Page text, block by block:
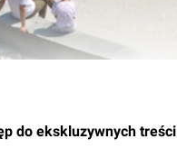
do ekskluzywnych treści